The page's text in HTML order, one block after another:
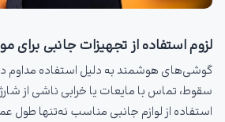
لزوم استفاده از تجهیزات جانبی برای
گوشی‌های هوشمند به دلیل استفاده مداوم
سقوط، تماس با مایعات یا خرابی ناشی از شارژ
استفاده از لوازم جانبی مناسب نه‌تنها طول